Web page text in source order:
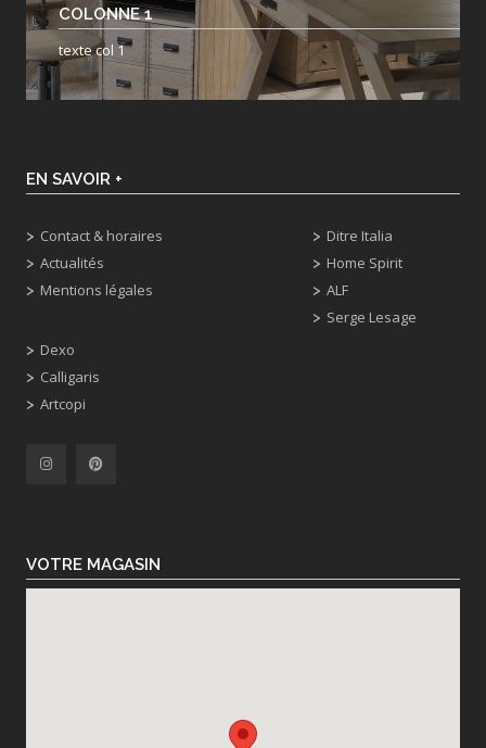
COLONNE 1
texte col 1
EN SAVOIR +
Contact & horaires
Actualités
Mentions légales
Dexo
Calligaris
Artcopi
Ditre Italia
Home Spirit
ALF
Serge Lesage
VOTRE MAGASIN